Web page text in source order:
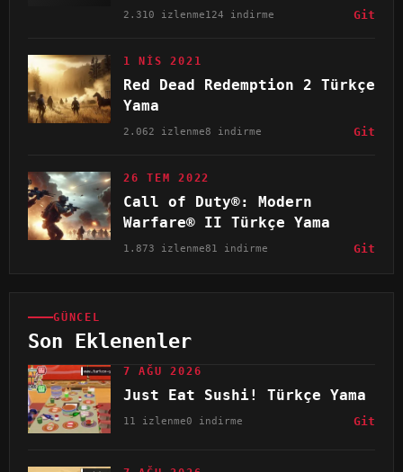
2.310 izlenme124 indirme Git
1 NIS 2021
Red Dead Redemption 2 Türkçe
Yama
2.062 izlenme8 indirme Git
26 TEM 2022
Call of Duty®: Modern
Warfare® II Türkçe Yama
1.873 izlenme81 indirme Git
GÜNCEL
Son Eklenenler
7 AĞU 2026
Just Eat Sushi! Türkçe Yama
11 izlenme0 indirme Git